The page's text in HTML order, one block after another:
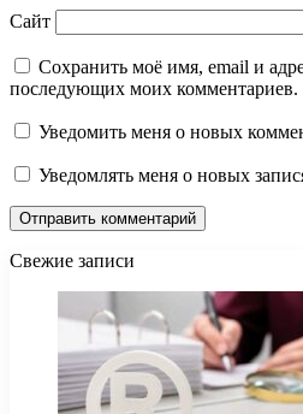
Сайт
Сохранить моё имя, email и
последующих моих комментариев.
Уведомить меня о новых
Уведомлять меня о новых
Свежие записи